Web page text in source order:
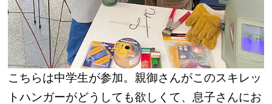
こちらは中学生が参加。親御さんがこのスキレッ
トハンガーがどうしても欲しくて、息子さんにお